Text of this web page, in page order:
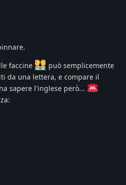
faccine
può semplicemente
da una lettera, e compare il
sapere l'inglese però...